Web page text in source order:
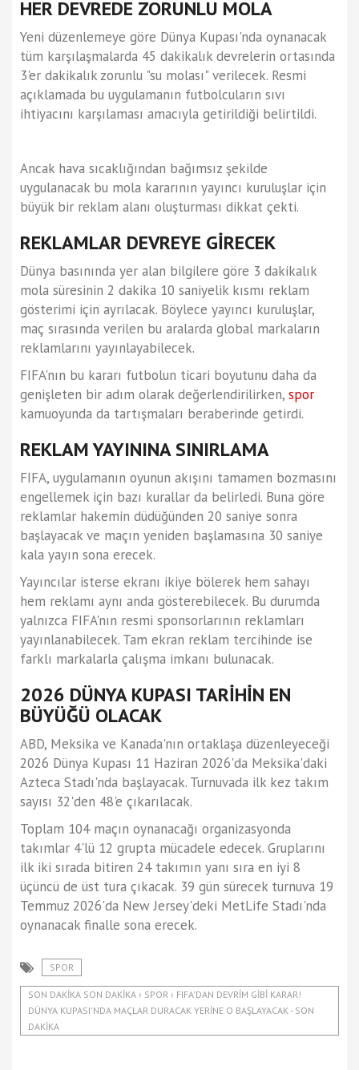
HER DEVREDE ZORUNLU MOLA
Yeni düzenlemeye göre Dünya Kupası'nda oynanacak
tüm karşılaşmalarda 45 dakikalık devrelerin ortasında
3'er dakikalık zorunlu "su molası" verilecek. Resmi
açıklamada bu uygulamanın futbolcuların sıvı
ihtiyacını karşılaması amacıyla getirildiği belirtildi.
Ancak hava sıcaklığından bağımsız şekilde
uygulanacak bu mola kararının yayıncı kuruluşlar için
büyük bir reklam alanı oluşturması dikkat çekti.
REKLAMLAR DEVREYE GİRECEK
Dünya basınında yer alan bilgilere göre 3 dakikalık
mola süresinin 2 dakika 10 saniyelik kısmı reklam
gösterimi için ayrılacak. Böylece yayıncı kuruluşlar,
maç sırasında verilen bu aralarda global markaların
reklamlarını yayınlayabilecek.
FIFA'nın bu kararı futbolun ticari boyutunu daha da
genişleten bir adım olarak değerlendirilirken, spor
kamuoyunda da tartışmaları beraberinde getirdi.
REKLAM YAYININA SINIRLAMA
FIFA, uygulamanın oyunun akışını tamamen bozmasını
engellemek için bazı kurallar da belirledi. Buna göre
reklamlar hakemin düdüğünden 20 saniye sonra
başlayacak ve maçın yeniden başlamasına 30 saniye
kala yayın sona erecek.
Yayıncılar isterse ekranı ikiye bölerek hem sahayı
hem reklamı aynı anda gösterebilecek. Bu durumda
yalnızca FIFA'nın resmi sponsorlarının reklamları
yayınlanabilecek. Tam ekran reklam tercihinde ise
farklı markalarla çalışma imkanı bulunacak.
2026 DÜNYA KUPASI TARİHİN EN
BÜYÜĞÜ OLACAK
ABD, Meksika ve Kanada'nın ortaklaşa düzenleyeceği
2026 Dünya Kupası 11 Haziran 2026'da Meksika'daki
Azteca Stadı'nda başlayacak. Turnuvada ilk kez takım
sayısı 32'den 48'e çıkarılacak.
Toplam 104 maçın oynanacağı organizasyonda
takımlar 4'lü 12 grupta mücadele edecek. Gruplarını
ilk iki sırada bitiren 24 takımın yanı sıra en iyi 8
üçüncü de üst tura çıkacak. 39 gün sürecek turnuva 19
Temmuz 2026'da New Jersey'deki MetLife Stadı'nda
oynanacak finalle sona erecek.
SPOR
SON DAKIKA SON DAKIKA › SPOR › FIFA'DAN DEVRIM GIBI KARAR!
DÜNYA KUPASI'NDA MAÇLAR DURACAK YERINE O BAŞLAYACAK - SON
DAKIKA